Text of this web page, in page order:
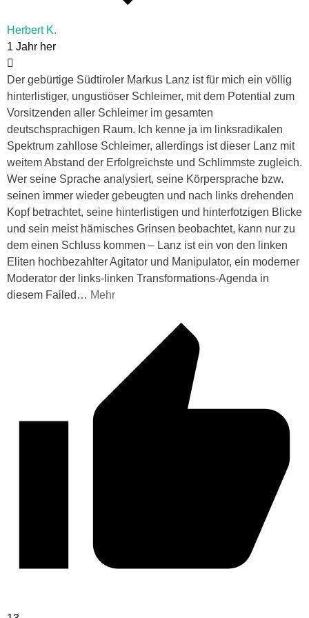
Herbert K.
1 Jahr her
Der gebürtige Südtiroler Markus Lanz ist für mich ein völlig
hinterlistiger, ungustiöser Schleimer, mit dem Potential zum
Vorsitzenden aller Schleimer im gesamten
deutschsprachigen Raum. Ich kenne ja im linksradikalen
Spektrum zahllose Schleimer, allerdings ist dieser Lanz mit
weitem Abstand der Erfolgreichste und Schlimmste zugleich.
Wer seine Sprache analysiert, seine Körpersprache bzw.
seinen immer wieder gebeugten und nach links drehenden
Kopf betrachtet, seine hinterlistigen und hinterfotzigen Blicke
und sein meist hämisches Grinsen beobachtet, kann nur zu
dem einen Schluss kommen – Lanz ist ein von den linken
Eliten hochbezahlter Agitator und Manipulator, ein moderner
Moderator der links-linken Transformations-Agenda in
diesem Failed … Mehr